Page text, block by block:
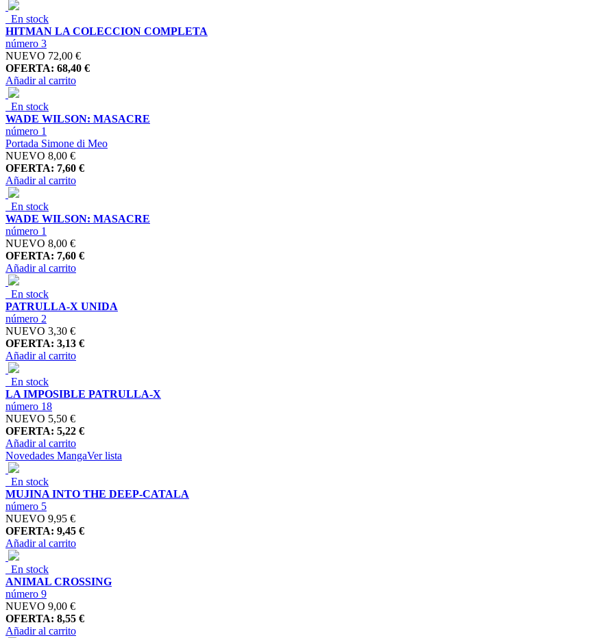
En stock
HITMAN LA COLECCION COMPLETA
número 3
NUEVO 72,00 €
OFERTA: 68,40 €
Añadir al carrito
En stock
WADE WILSON: MASACRE
número 1
Portada Simone di Meo
NUEVO 8,00 €
OFERTA: 7,60 €
Añadir al carrito
En stock
WADE WILSON: MASACRE
número 1
NUEVO 8,00 €
OFERTA: 7,60 €
Añadir al carrito
En stock
PATRULLA-X UNIDA
número 2
NUEVO 3,30 €
OFERTA: 3,13 €
Añadir al carrito
En stock
LA IMPOSIBLE PATRULLA-X
número 18
NUEVO 5,50 €
OFERTA: 5,22 €
Añadir al carrito
Novedades MangaVer lista
En stock
MUJINA INTO THE DEEP-CATALA
número 5
NUEVO 9,95 €
OFERTA: 9,45 €
Añadir al carrito
En stock
ANIMAL CROSSING
número 9
NUEVO 9,00 €
OFERTA: 8,55 €
Añadir al carrito